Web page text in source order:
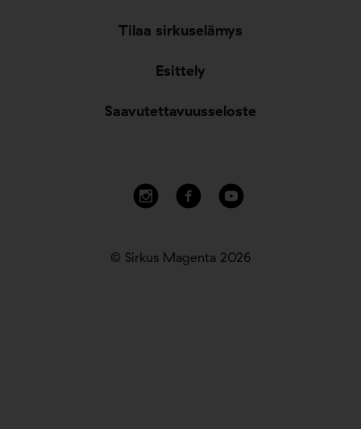
Tilaa sirkuselämys
Esittely
Saavutettavuusseloste
© Sirkus Magenta 2026